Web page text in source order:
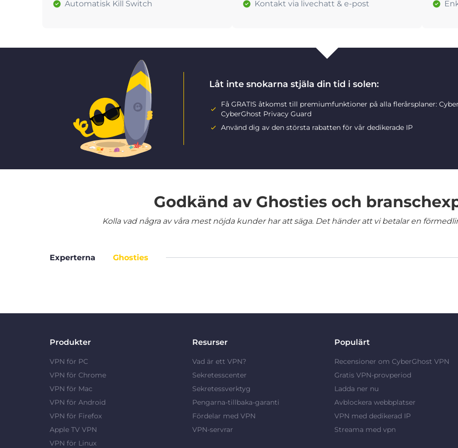
Automatisk Kill Switch
Kontakt via livechatt & e-post
Låt inte snokarna stjäla din tid i solen:
Få GRATIS åtkomst till premiumfunktioner på alla flerårsplaner:
CyberGhost Privacy Guard
Använd dig av den största rabatten för vår dedikerade IP
Godkänd av Ghosties och
Kolla vad några av våra mest nöjda kunder har att säga. Det händer att vi betalar en
Experterna Ghosties
Produkter
VPN för PC
VPN för Chrome
VPN för Mac
VPN för Android
VPN för Firefox
Apple TV VPN
VPN för Linux
Resurser
Vad är ett VPN?
Sekretesscenter
Sekretessverktyg
Pengarna-tillbaka-garanti
Fördelar med VPN
VPN-servrar
Populärt
Recensioner om CyberGhost VPN
Gratis VPN-provperiod
Ladda ner nu
Avblockera webbplatser
VPN med dedikerad IP
Streama med vpn